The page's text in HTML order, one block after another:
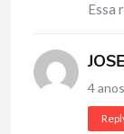
Essa
4